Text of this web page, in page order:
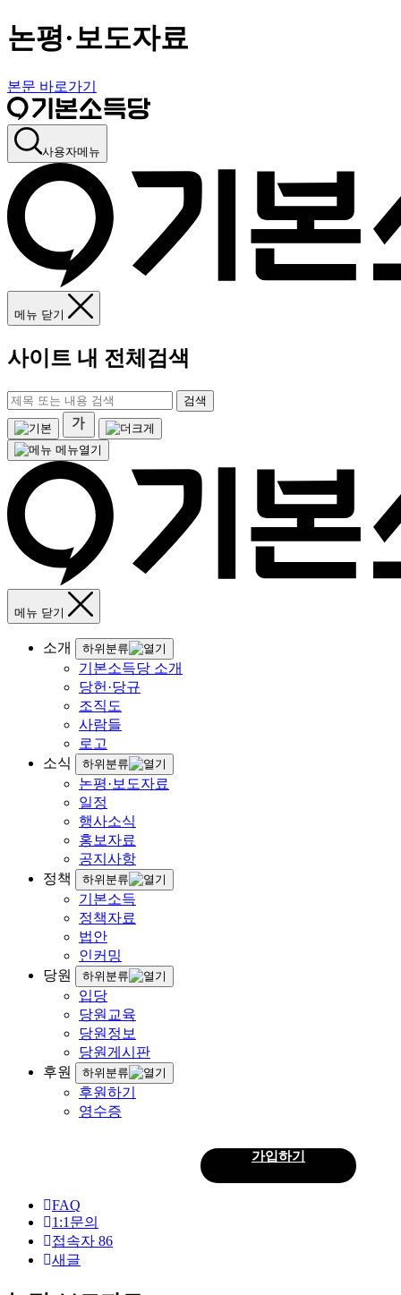
논평·보도자료
본문 바로가기
사용자메뉴
메뉴 닫기
사이트 내 전체검색
검색
메뉴열기
메뉴 닫기
소개 하위분류
기본소득당 소개
당헌·당규
조직도
사람들
로고
소식
하위분류
논평·보도자료
일정
행사소식
홍보자료
공지사항
정책
하위분류
기본소득
정책자료
법안
인커밍
당원
하위분류
입당
당원교육
당원정보
당원게시판
후원
하위분류
후원하기
영수증
원
로
그
가입하기
FAQ
1:1문의
접속자 86
새글